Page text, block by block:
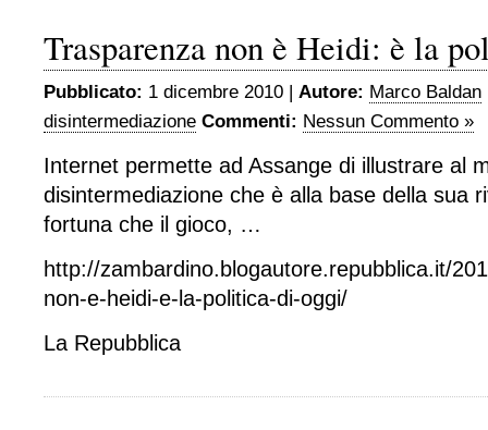
Trasparenza non è Heidi: è la
Pubblicato: 1 dicembre 2010 | Autore: Marco Baldan
disintermediazione Commenti: Nessun Commento »
Internet permette ad Assange di illustrare al
disintermediazione che è alla base della sua
fortuna che il gioco, …
http://zambardino.blogautore.repubblica.it/
non-e-heidi-e-la-politica-di-oggi/
La Repubblica